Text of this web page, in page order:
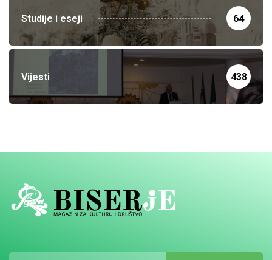
Studije i eseji 64
Vijesti 438